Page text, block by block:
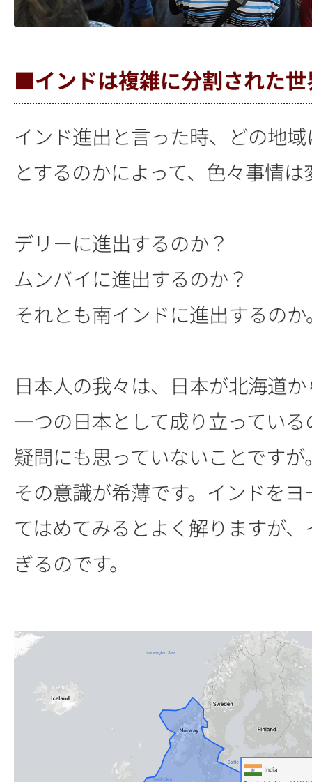
■インドは複雑に分割された世
インド進出と言った時、どの地
とするのかによって、色々事情
デリーに進出するのか？
ムンバイに進出するのか？
それとも南インドに進出するのか
日本人の我々は、日本が北海道
一つの日本として成り立ってい
疑問にも思っていないことです
その意識が希薄です。インドを
てはめてみるとよく解りますが
ぎるのです。